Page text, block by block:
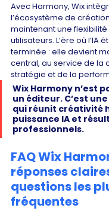
Avec Harmony, Wix
l’écosystème de
maintenant une
utilisateurs. L’ère où l’IA
terminée : elle devient
central, au service de la
stratégie et de la
Wix Harmony n’est
un éditeur. C’est
qui réunit créativité
puissance IA et
professionnels.
FAQ Wix
réponses
questions les
fréquentes